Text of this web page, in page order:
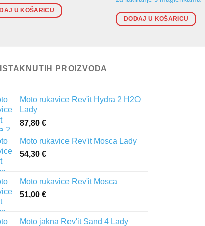
U KOŠARICU
DODAJ U KOŠARICU
PROIZVODA
Moto rukavice Rev'it Hydra 2 H2O
Lady
87,80 €
Moto rukavice Rev'it Mosca Lady
54,30 €
Moto rukavice Rev'it Mosca
51,00 €
Moto jakna Rev'it Sand 4 Lady